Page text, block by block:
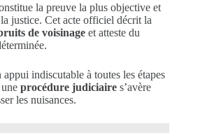
la preuve la plus objective et
justice. Cet acte officiel décrit la
de voisinage et atteste du
indiscutable à toutes les étapes
procédure judiciaire s’avère
les nuisances.